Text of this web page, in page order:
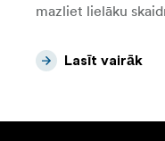
mazliet lielāku
Lasīt vairāk